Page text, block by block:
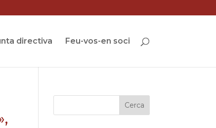
directiva Feu-vos-en soci
Cerca